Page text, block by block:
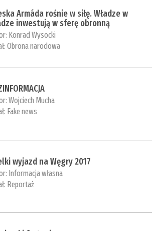
Armáda rośnie w siłę. Władze w
inwestują w sferę obronną
Konrad Wysocki
Obrona narodowa
Wojciech Mucha
Fake news
wyjazd na Węgry 2017
Informacja własna
Reportaż